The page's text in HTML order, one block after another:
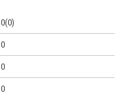
0(0)
0
0
0